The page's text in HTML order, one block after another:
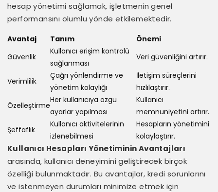
hesap yönetimi sağlamak, işletmenin genel
performansını olumlu yönde etkilemektedir.
Avantaj Tanım
Önemi
Güvenlik
Kullanıcı erişim kontrolü
sağlanması
Veri güvenliğini artırır.
Verimlilik
Çağrı yönlendirme ve
yönetim kolaylığı
İletişim süreçlerini
hızlılaştırır.
Özelleştirme
Her kullanıcıya özgü
ayarlar yapılması
Kullanıcı
memnuniyetini artırır.
Şeffaflık
Kullanıcı aktivitelerinin
izlenebilmesi
Hesapların yönetimini
kolaylaştırır.
Kullanıcı Hesapları Yönetiminin Avantajları
arasında, kullanıcı deneyimini geliştirecek birçok
özelliği bulunmaktadır. Bu avantajlar, kredi sorunlarını
ve istenmeyen durumları minimize etmek için